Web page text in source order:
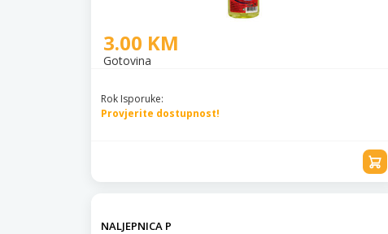
3.00 KM
Gotovina
Rok Isporuke:
Provjerite dostupnost!
NALJEPNICA P